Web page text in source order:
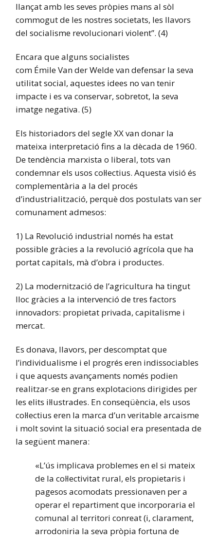
llançat amb les seves pròpies mans al sòl
commogut de les nostres societats, les llavors
del socialisme revolucionari violent”. (4)
Encara que alguns socialistes
com Émile Van der Welde van defensar la seva
utilitat social, aquestes idees no van tenir
impacte i es va conservar, sobretot, la seva
imatge negativa. (5)
Els historiadors del segle XX van donar la
mateixa interpretació fins a la dècada de 1960.
De tendència marxista o liberal, tots van
condemnar els usos col·lectius. Aquesta visió és
complementària a la del procés
d’industrialització, perquè dos postulats van ser
comunament admesos:
1) La Revolució industrial només ha estat
possible gràcies a la revolució agrícola que ha
portat capitals, mà d’obra i productes.
2) La modernització de l’agricultura ha tingut
lloc gràcies a la intervenció de tres factors
innovadors: propietat privada, capitalisme i
mercat.
Es donava, llavors, per descomptat que
l’individualisme i el progrés eren indissociables
i que aquests avançaments només podien
realitzar-se en grans explotacions dirigides per
les elits il·lustrades. En conseqüència, els usos
col·lectius eren la marca d’un veritable arcaisme
i molt sovint la situació social era presentada de
la següent manera:
«L’ús implicava problemes en el si mateix
de la col·lectivitat rural, els propietaris i
pagesos acomodats pressionaven per a
operar el repartiment que incorporaria el
comunal al territori conreat (i, clarament,
arrodoniria la seva pròpia fortuna de